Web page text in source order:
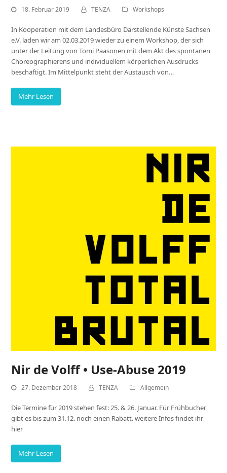
18. Februar 2019 TENZA Workshops
In Kooperation mit dem Landesbüro Darstellende Künste Sachsen
e.V. laden wir am 02.03.2019 wieder zu einem Workshop, der sich
unter der Leitung von Tomi Paasonen mit dem Akt des spontanen
Choreographierens und individuellem körperlichen Ausdrucks
beschäftigt. Im Mittelpunkt steht der Austausch von…
Mehr Lesen
Nir de Volff • Use-Abuse 2019
27. Dezember 2018 TENZA Allgemein
Die Termine für 2019 stehen fest: 25. & 26. Januar. Für Frühbucher
gibt es bis zum 31.12. noch einen Rabatt. weitere Infos findet ihr
hier
Mehr Lesen